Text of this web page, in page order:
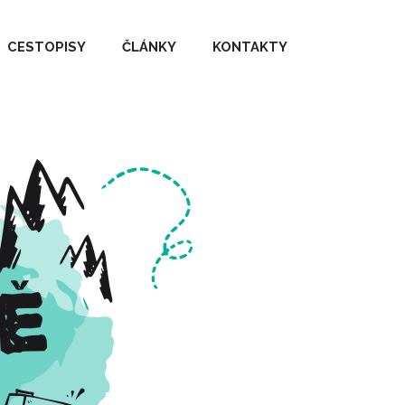
CESTOPISY ČLÁNKY KONTAKTY